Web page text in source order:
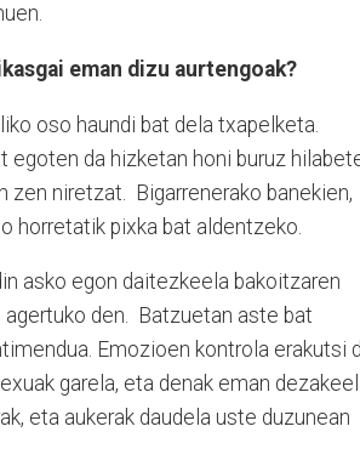
eman dizu aurtengoak?
oso haundi bat dela txapelketa.
egoten da hizketan honi buruz
zen niretzat. Bigarrenerako banekien,
horretatik pixka bat aldentzeko.
asko egon daitezkeela bakoitzaren
agertuko den. Batzuetan aste bat
Emozioen kontrola erakutsi
garela, eta denak eman
eta aukerak daudela uste duzunean